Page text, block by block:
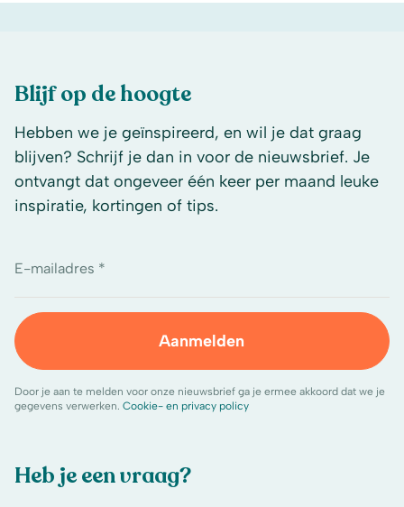
Heb je een vraag?
Blijf op de hoogte
Hebben we je geïnspireerd, en wil je dat graag
blijven? Schrijf je dan in voor de nieuwsbrief. Je
ontvangt dat ongeveer één keer per maand leuke
inspiratie, kortingen of tips.
E-mailadres *
Aanmelden
Door je aan te melden voor onze nieuwsbrief ga je ermee akkoord dat we je
gegevens verwerken. Cookie- en privacy policy